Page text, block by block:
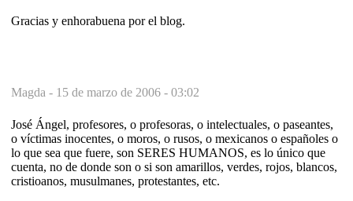
Gracias y enhorabuena por el blog.
Magda - 15 de marzo de 2006 - 03:02
José Ángel, profesores, o profesoras, o intelectuales, o paseantes,
o víctimas inocentes, o moros, o rusos, o mexicanos o españoles o
lo que sea que fuere, son SERES HUMANOS, es lo único que
cuenta, no de donde son o si son amarillos, verdes, rojos, blancos,
cristioanos, musulmanes, protestantes, etc.